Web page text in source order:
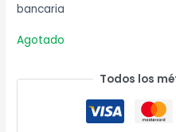
bancaria
Agotado
Todos los